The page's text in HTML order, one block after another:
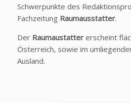
Schwerpunkte des
Fachzeitung Raumausstatter.
Der Raumaustatter erscheint
Österreich, sowie im
Ausland.